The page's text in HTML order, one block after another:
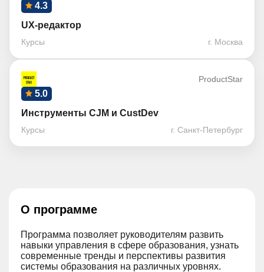
4.3
UX-редактор
Курсы г. Москва
ProductStar
5.0
Инструменты CJM и CustDev
Курсы г. Санкт-Петербург
О программе
Программа позволяет руководителям развить
навыки управления в сфере образования, узнать
современные тренды и перспективы развития
системы образования на различных уровнях.